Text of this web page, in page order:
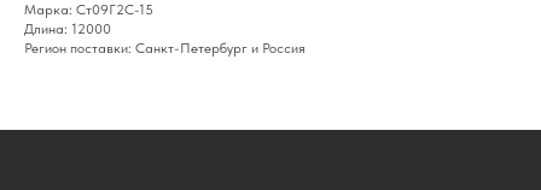
Марка: Ст09Г2С-15
Длина: 12000
Регион поставки: Санкт-Петербург и Россия